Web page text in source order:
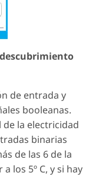
de entrada y
booleanas.
de la electricidad
binarias
de las 6 de la
los 5º C, y si hay